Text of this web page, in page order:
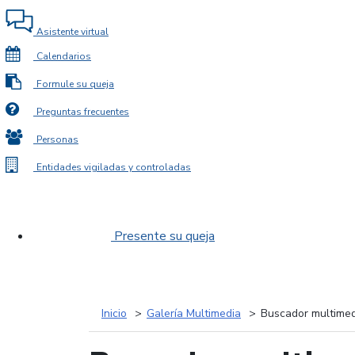
Asistente virtual
Calendarios
Formule su queja
Preguntas frecuentes
Personas
Entidades vigiladas y controladas
Presente su queja
Inicio Galería Multimedia Buscador